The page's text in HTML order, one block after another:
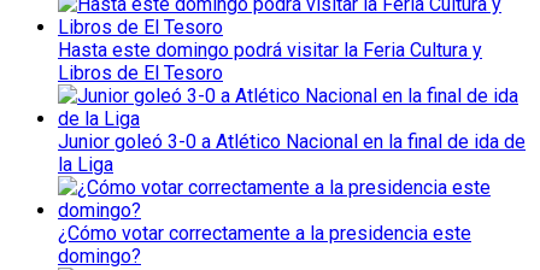
Hasta este domingo podrá visitar la Feria Cultura y
Libros de El Tesoro
Junior goleó 3-0 a Atlético Nacional en la final de ida de
la Liga
¿Cómo votar correctamente a la presidencia este
domingo?